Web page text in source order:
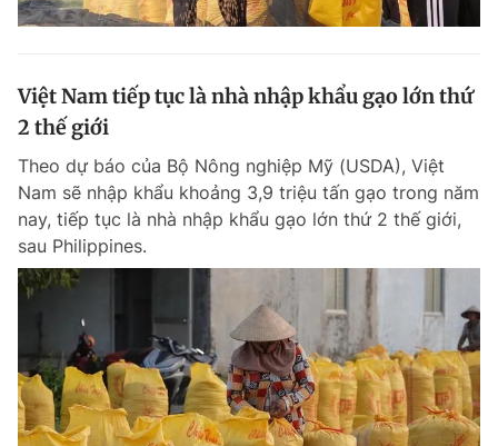
Việt Nam tiếp tục là nhà nhập khẩu gạo lớn thứ
2 thế giới
Theo dự báo của Bộ Nông nghiệp Mỹ (USDA), Việt
Nam sẽ nhập khẩu khoảng 3,9 triệu tấn gạo trong năm
nay, tiếp tục là nhà nhập khẩu gạo lớn thứ 2 thế giới,
sau Philippines.